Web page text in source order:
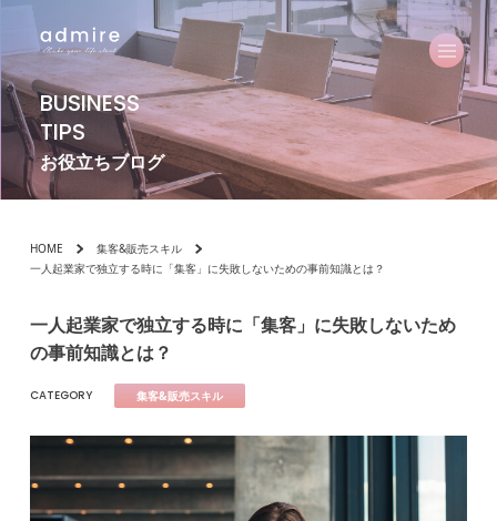
BUSINESS
TIPS
お役立ちブログ
HOME
集客&販売スキル
一人起業家で独立する時に「集客」に失敗しないための事前知識とは？
一人起業家で独立する時に「集客」に失敗しないため
の事前知識とは？
CATEGORY 集客&販売スキル